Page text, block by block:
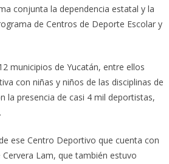
conjunta la dependencia estatal y la
de Centros de Deporte Escolar y
municipios de Yucatán, entre ellos
con niñas y niños de las disciplinas de
la presencia de casi 4 mil deportistas,
ese Centro Deportivo que cuenta con
Lam, que también estuvo